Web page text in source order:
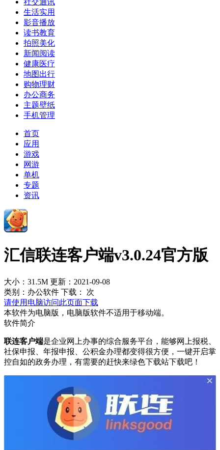
社交通讯
生活实用
影音播放
读书教育
拍照美化
新闻阅读
健康医疗
地图出行
购物理财
办公商务
主题壁纸
手机管理
首页
应用
游戏
网游
单机
专题
资讯
汇信联连客户端v3.0.24官方版
大小：31.5M 更新：2021-09-08
类别：办公软件 下载：
次
请使用电脑访问此页面下载
本软件为电脑版，电脑版软件不适用于移动端。
软件简介
联连客户端是企业网上办事的综合服务平台，能够网上报税、
社保申报、年报申报、公积金办理都变得很方便，一键开启掌
控自如的政务办理，有需要的赶快来绿色下载站下载吧！